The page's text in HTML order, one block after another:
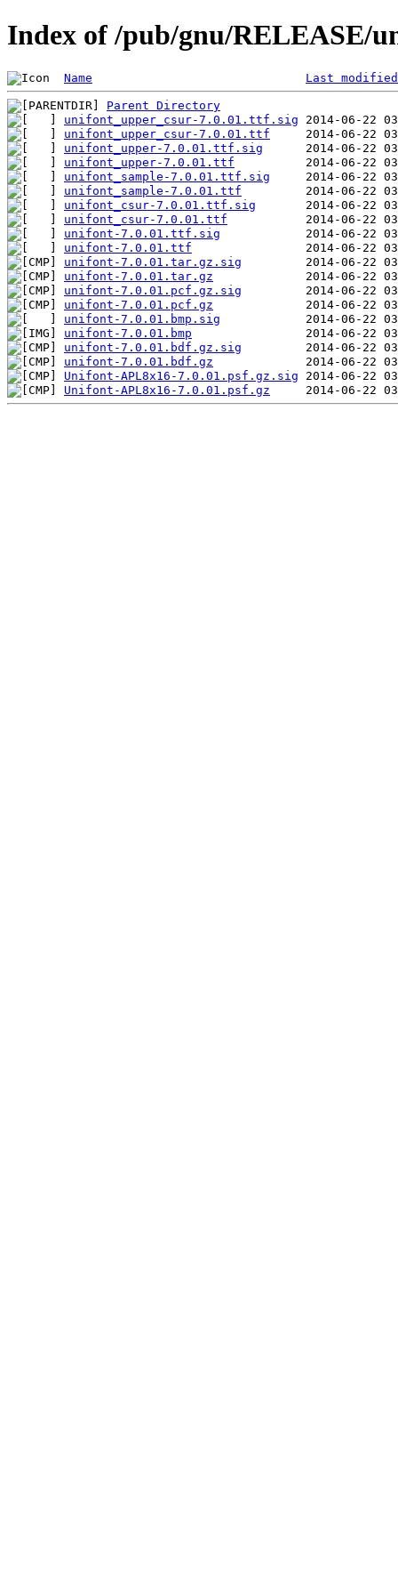
Index of /pub/gnu/RELEASE/
Name Last modified
Parent Directory
unifont_upper_csur-7.0.01.ttf.sig
unifont_upper_csur-7.0.01.ttf
unifont_upper-7.0.01.ttf.sig
unifont_upper-7.0.01.ttf
unifont_sample-7.0.01.ttf.sig
unifont_sample-7.0.01.ttf
unifont_csur-7.0.01.ttf.sig
unifont_csur-7.0.01.ttf
unifont-7.0.01.ttf.sig
unifont-7.0.01.ttf
unifont-7.0.01.tar.gz.sig
unifont-7.0.01.tar.gz
unifont-7.0.01.pcf.gz.sig
unifont-7.0.01.pcf.gz
unifont-7.0.01.bmp.sig
unifont-7.0.01.bmp
unifont-7.0.01.bdf.gz.sig
unifont-7.0.01.bdf.gz
Unifont-APL8x16-7.0.01.psf.gz.sig
Unifont-APL8x16-7.0.01.psf.gz